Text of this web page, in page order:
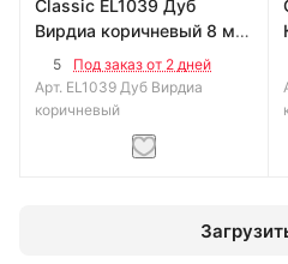
Classic EL1039 Дуб
Вирдиа коричневый 8 мм
34 кл
5
Под заказ от 2 дней
Арт. EL1039 Дуб Вирдиа
коричневый